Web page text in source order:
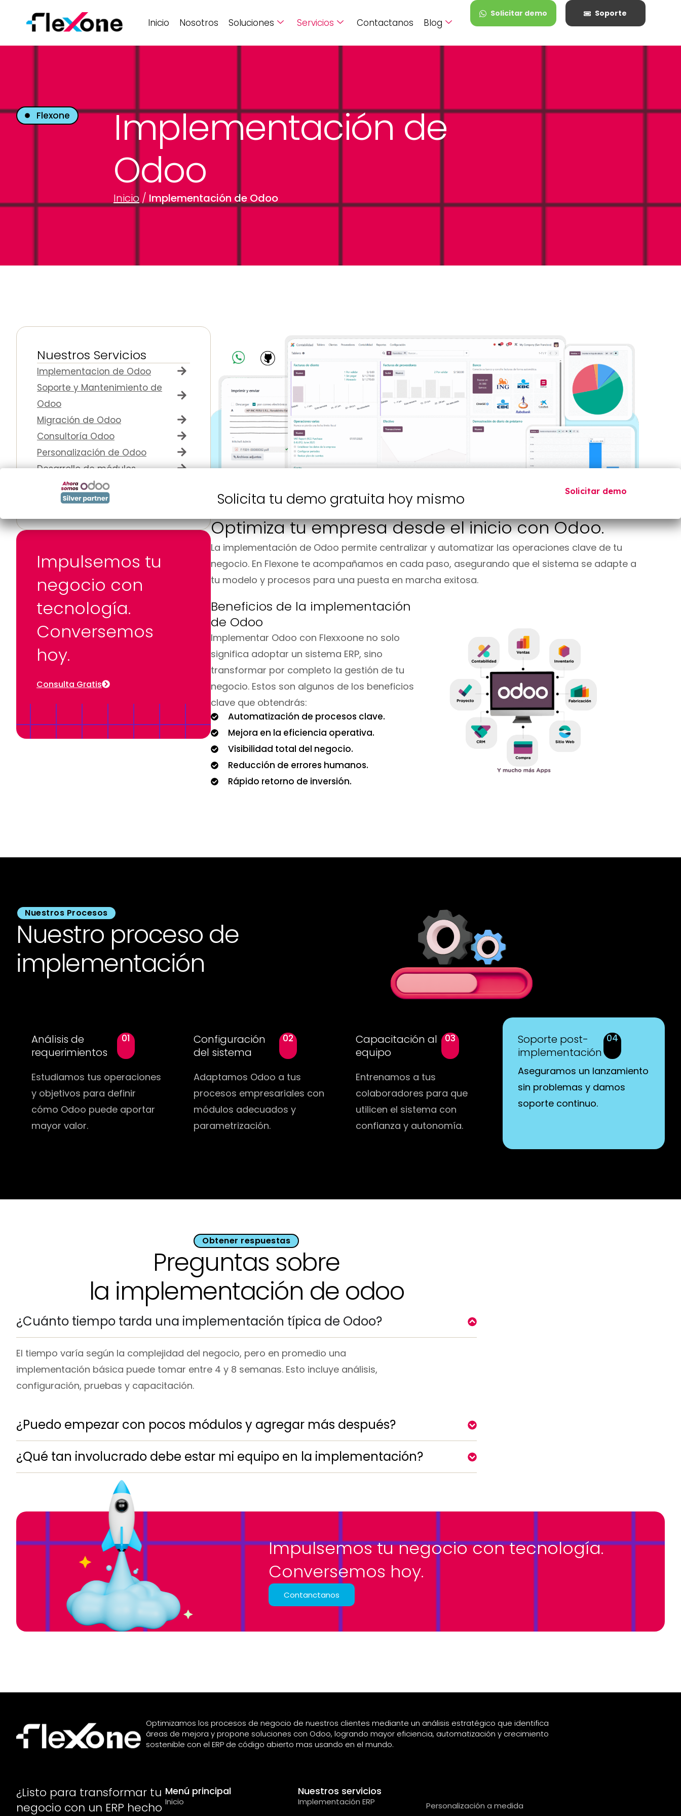
Inicio Nosotros Soluciones Servicios Contactanos Blog
Solicitar demo Soporte
Flexone
Implementación de
Odoo
Inicio / Implementación de Odoo
Nuestros Servicios
Implementacion de Odoo
Soporte y Mantenimiento de
Odoo
Migración de Odoo
Consultoría Odoo
Personalización de Odoo
Desarrollo de módulos
Desarrollo de webs y app
Integración de Odoo
Impulsemos tu
negocio con
tecnología.
Conversemos
hoy.
Consulta Gratis
Optimiza tu empresa desde el inicio con Odoo.
La implementación de Odoo permite centralizar y automatizar las operaciones clave de tu
negocio. En Flexone te acompañamos en cada paso, asegurando que el sistema se adapte a
tu modelo y procesos para una puesta en marcha exitosa.
Beneficios de la implementación
de Odoo
Implementar Odoo con Flexxoone no solo
significa adoptar un sistema ERP, sino
transformar por completo la gestión de tu
negocio. Estos son algunos de los beneficios
clave que obtendrás:
Automatización de procesos clave.
Mejora en la eficiencia operativa.
Visibilidad total del negocio.
Reducción de errores humanos.
Rápido retorno de inversión.
Nuestros Procesos
Nuestro proceso de
implementación
Análisis de
requerimientos
01
Estudiamos tus operaciones
y objetivos para definir
cómo Odoo puede aportar
mayor valor.
Configuración
del sistema
02
Adaptamos Odoo a tus
procesos empresariales con
módulos adecuados y
parametrización.
Capacitación al
equipo
03
Entrenamos a tus
colaboradores para que
utilicen el sistema con
confianza y autonomía.
Soporte post-
implementación
04
Aseguramos un lanzamiento
sin problemas y damos
soporte continuo.
Obtener respuestas
Preguntas sobre
la implementación de odoo
¿Cuánto tiempo tarda una implementación típica de Odoo?
El tiempo varía según la complejidad del negocio, pero en promedio una
implementación básica puede tomar entre 4 y 8 semanas. Esto incluye análisis,
configuración, pruebas y capacitación.
¿Puedo empezar con pocos módulos y agregar más después?
¿Qué tan involucrado debe estar mi equipo en la implementación?
Impulsemos tu negocio con tecnología.
Conversemos hoy.
Contanctanos
Optimizamos los procesos de negocio de nuestros clientes mediante un análisis estratégico que identifica
áreas de mejora y propone soluciones con Odoo, logrando mayor eficiencia, automatización y crecimiento
sostenible con el ERP de código abierto mas usando en el mundo.
¿Listo para transformar tu
negocio con un ERP hecho
Menú principal
Inicio
Nuestros servicios
Implementación ERP
Personalización a medida
Solicita tu demo gratuita hoy mismo Solicitar demo